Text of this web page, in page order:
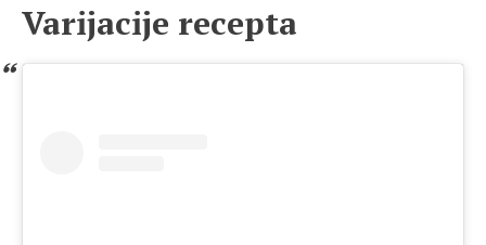
Varijacije recepta